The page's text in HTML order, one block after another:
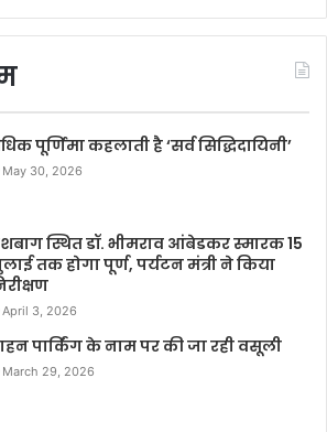
पूर्णिमा कहलाती है ‘सर्व सिद्धिदायिनी’
May 30, 2026
स्थित डॉ. भीमराव आंबेडकर स्मारक 15
तक होगा पूर्ण, पर्यटन मंत्री ने किया
April 3, 2026
पार्किंग के नाम पर की जा रही वसूली
March 29, 2026